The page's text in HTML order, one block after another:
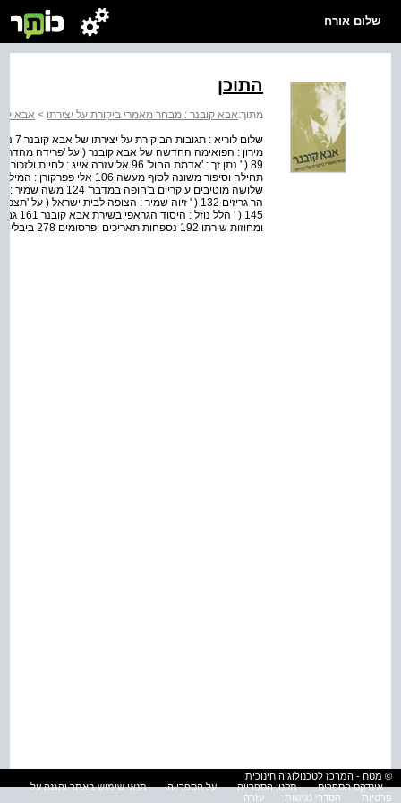
שלום אורח
התוכן
מתוך:אבא קובנר : מבחר מאמרי ביקורת על יצירתו > אבא
שלושה מוטיבים
ומחוזות שירתו 192 נספחות תאריכים ופרסומים 278 ביבליוגרפיה נבחרת 281
© מטח - המרכז לטכנולוגיה חינוכית
אינדקס הספרים
תקנון הספרייה על הספרייה
תנאי שימוש באתר והגנה על
פרטיות
הסדרי נגישות עזרה